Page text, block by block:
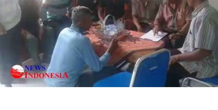
Kuliner
Otomotif
Iptek
Pendidikan Ilmiah